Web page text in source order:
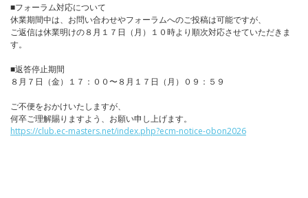
■フォーラム対応について
休業期間中は、お問い合わせやフォーラムへのご投稿は可能ですが、
ご返信は休業明けの８月１７日（月）１０時より順次対応させていただきま
す。
■返答停止期間
８月７日（金）１７：００〜８月１７日（月）０９：５９
ご不便をおかけいたしますが、
何卒ご理解賜りますよう、お願い申し上げます。
https://club.ec-masters.net/index.php?ecm-notice-obon2026